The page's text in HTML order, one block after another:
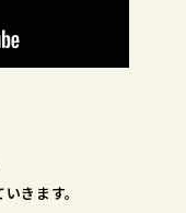
きます。